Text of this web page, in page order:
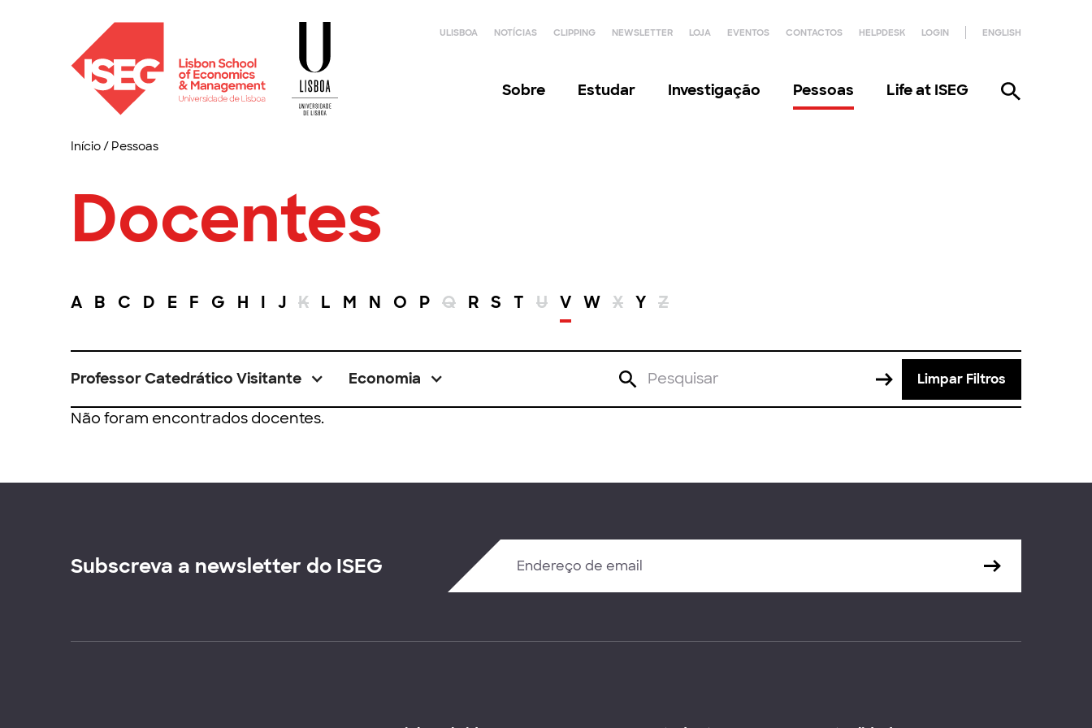
ULISBOA NOTÍCIAS CLIPPING NEWSLETTER LOJA EVENTOS CONTACTOS HELPDESK LOGIN ENGLISH
Sobre Estudar Investigação Pessoas Life at ISEG
Início/ Pessoas
Docentes
A B C D E F G H I J K L M N O P Q R S T U V W X Y Z
Professor Catedrático Visitante Economia Limpar Filtros
Não foram encontrados docentes.
Subscreva a newsletter do ISEG